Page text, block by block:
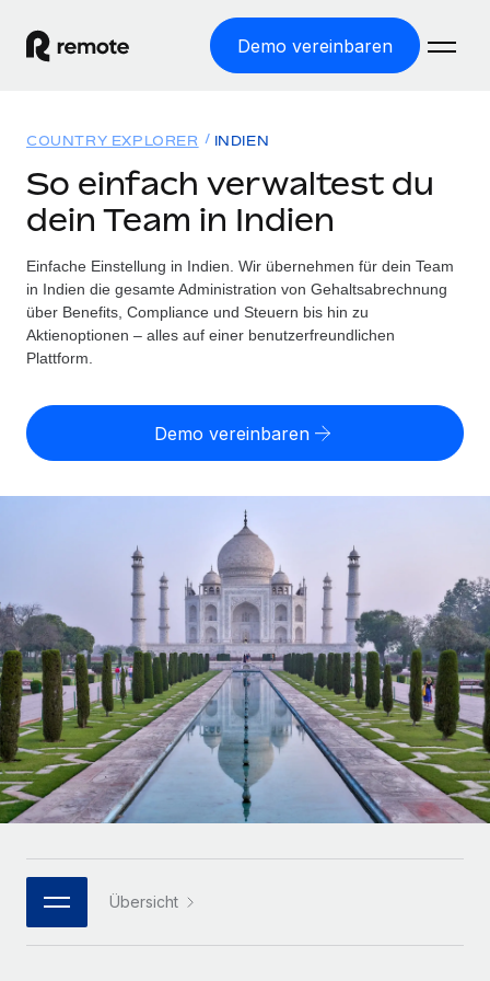
Demo vereinbaren
WELTWEITE BESCHÄFTIGUNG
Globale Payroll
Einfache, rechtssicher Payroll
Employer of Record
Weltweites Wachstum ohne Kosten für Niederlassungen
Contractor of Record
Rechtssichere, weltweite Arbeit mit Freelancer:innen
Globales Onboarding und Verwalten von
Auslagern von komplexen HR-Aufgaben
INFRASTRUKTUR
Remote Embedded
Nahtlose Integration der HR in bestehende Abläufe
Plattform
Integrierte HR-Kernfunktionen für dein Team
MCP
Integrationen
Lösungen
WELTWEITE ABDECKUNG
Country Explorer
Länderspezifische Unterstützung bei der Einstellung
Einfache Einstellung in allen US-Bundesstaaten
WACHSTUMSPHASE
Agile HR- und Payroll-Lösungen für wachsende
Unternehmen
Mittelstand
Maßgeschneiderte HR-Lösungen, um Teams zu
vergrößern
Enterprise
Globale HR für Konzerne und Großunternehmen
PARTNER WERDEN
Flexible Einbettung von Global-HR-Funktionen in deine
Ressourcen
TOOLS UND RECHNER
Scheinselbstständigkeitsrisiko berechnen
Personalkostenrechner
Gesamtbeschäftigungskosten
Honorarzahlungen berechnen
Informationen zu möglichen Währungen und
Abwicklungsfristen für globale Freelancer:innen
LERNEN MIT REMOTE
Forschung und Leitfäden
Fallstudien
HR-Glossar
Bibliothek für Stellenbeschreibungen
Webinare
Preise
Deutsch
Español
Italiano
Português (Portugal)
한국어
Anmelden
COUNTRY EXPLORER INDIEN
So einfach verwaltest du
dein Team in Indien
Einfache Einstellung in Indien. Wir übernehmen für dein Team
in Indien die gesamte Administration von Gehaltsabrechnung
über Benefits, Compliance und Steuern bis hin zu
Aktienoptionen – alles auf einer benutzerfreundlichen
Plattform.
Demo vereinbaren
Übersicht